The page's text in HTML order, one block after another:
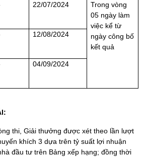
22/07/2024
Trong vòng
05 ngày làm
việc kể từ
ngày công bố
kết quả
12/08/2024
04/09/2024
thi, Giải thưởng được xét theo lần lượt
khích 3 dựa trên tỷ suất lợi nhuận
đầu tư trên Bảng xếp hạng; đồng thời